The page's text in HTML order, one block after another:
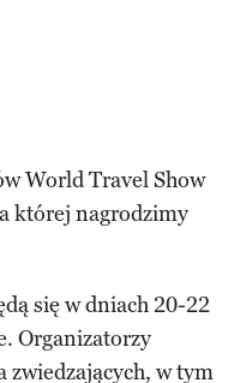
World Travel Show
której nagrodzimy
się w dniach 20-22
Organizatorzy
zwiedzających, w tym